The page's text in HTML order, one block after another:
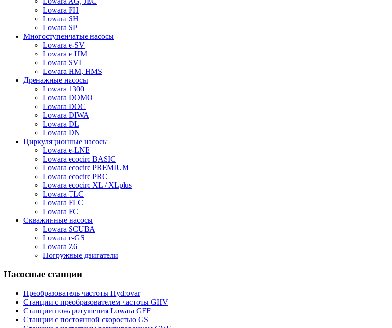
Lowara FH
Lowara SH
Lowara SP
Многоступенчатые насосы
Lowara e-SV
Lowara e-HM
Lowara SVI
Lowara HM, HMS
Дренажные насосы
Lowara 1300
Lowara DOMO
Lowara DOC
Lowara DIWA
Lowara DL
Lowara DN
Циркуляционные насосы
Lowara e-LNE
Lowara ecocirc BASIC
Lowara ecocirc PREMIUM
Lowara ecocirc PRO
Lowara ecocirc XL / XLplus
Lowara TLC
Lowara FLC
Lowara FC
Скважинные насосы
Lowara SCUBA
Lowara e-GS
Lowara Z6
Погружные двигатели
Насосные станции
Преобразователь частоты Hydrovar
Станции с преобразователем частоты GHV
Станции пожаротушения Lowara GFF
Станции с постоянной скоростью GS